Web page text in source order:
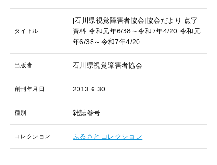
タイトル
[石川県視覚障害者協会]協会だより 点字
資料 令和元年6/38～令和7年4/20 令和元
年6/38～令和7年4/20
出版者 石川県視覚障害者協会
創刊年月日 2013.6.30
種別 雑誌巻号
コレクション ふるさとコレクション